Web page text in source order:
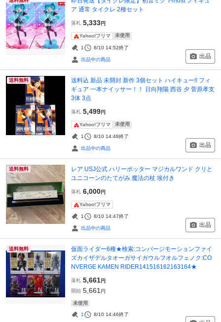
ア 通常 タイクレ 2種セット
落札 5,333円
Yahoo!フリマ 未使用
1 8/10 14:52終了
出品中の商品 出品
送料無料
送料込 新品 未開封 新作 3個セット ハイキュー!! フィ
ギュア 一本ナイッサー！！ 日向翔陽 西谷 夕 菅原孝支
3体 3点
落札 5,499円
Yahoo!フリマ 未使用
1 8/10 14:48終了
出品中の商品 出品
送料無料
レア USJ公式 ハリーポッター マジカルワンド クリと
ユニコーンのたてがみ 魔法の杖 埃付き
落札 6,000円
Yahoo!フリマ
1 8/10 14:47終了
出品中の商品 出品
送料無料
仮面ライダー6種★検索:コンバージモーションファイ
ズカイザデルタオーガサイガウルフオルフェノク:CO
NVERGE KAMEN RIDER141516162163164★
落札 5,661円
開始 5,661 円
未使用
1 8/10 14:46終了